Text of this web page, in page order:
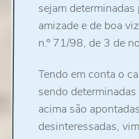
sejam
amizade e de boa
n.º 71/98, de 3 de
Tendo em conta o
sendo
acima são
desinteressadas,